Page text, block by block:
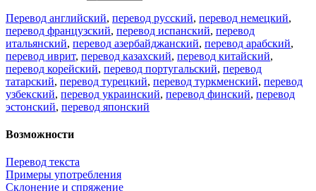
Перевод английский, перевод русский, перевод немецкий,
перевод французский, перевод испанский, перевод
итальянский, перевод азербайджанский, перевод арабский,
перевод иврит, перевод казахский, перевод китайский,
перевод корейский, перевод португальский, перевод
татарский, перевод турецкий, перевод туркменский, перевод
узбекский, перевод украинский, перевод финский, перевод
эстонский, перевод японский
Возможности
Перевод текста
Примеры употребления
Склонение и спряжение